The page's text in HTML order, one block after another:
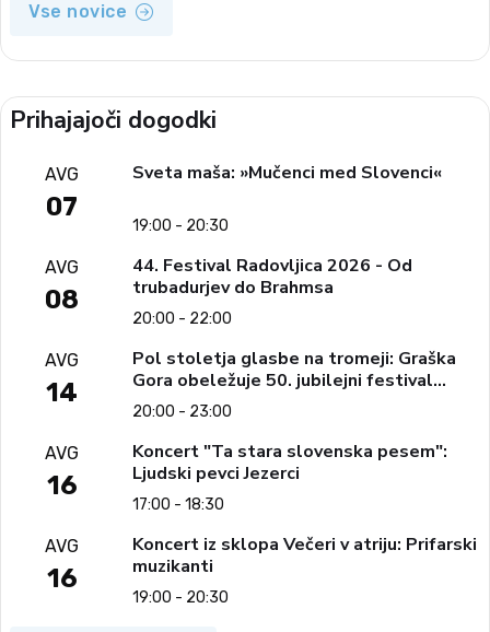
Vse novice
Prihajajoči dogodki
AVG
07
Sveta maša: »Mučenci med Slovenci«
19:00 - 20:30
AVG
08
44. Festival Radovljica 2026 - Od
trubadurjev do Brahmsa
20:00 - 22:00
AVG
14
Pol stoletja glasbe na tromeji: Graška
Gora obeležuje 50. jubilejni festival
narodno-zabavne glasbe
20:00 - 23:00
AVG
16
Koncert "Ta stara slovenska pesem":
Ljudski pevci Jezerci
17:00 - 18:30
AVG
16
Koncert iz sklopa Večeri v atriju: Prifarski
muzikanti
19:00 - 20:30